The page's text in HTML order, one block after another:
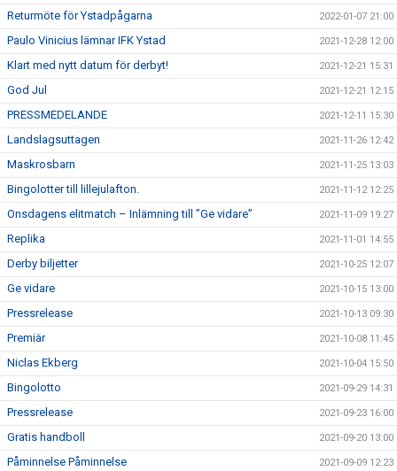
Returmöte för Ystadpågarna 2022-01-07 21:00
Paulo Vinicius lämnar IFK Ystad 2021-12-28 12:00
Klart med nytt datum för derbyt! 2021-12-21 15:31
God Jul 2021-12-21 12:15
PRESSMEDELANDE 2021-12-11 15:30
Landslagsuttagen 2021-11-26 12:42
Maskrosbarn 2021-11-25 13:03
Bingolotter till lillejulafton. 2021-11-12 12:25
Onsdagens elitmatch – Inlämning till ”Ge vidare” 2021-11-09 19:27
Replika 2021-11-01 14:55
Derby biljetter 2021-10-25 12:07
Ge vidare 2021-10-15 13:00
Pressrelease 2021-10-13 09:30
Premiär 2021-10-08 11:45
Niclas Ekberg 2021-10-04 15:50
Bingolotto 2021-09-29 14:31
Pressrelease 2021-09-23 16:00
Gratis handboll 2021-09-20 13:00
Påminnelse Påminnelse 2021-09-09 12:23